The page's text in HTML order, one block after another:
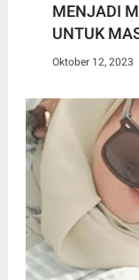
MENJADI
UNTUK
Oktober 12, 2023